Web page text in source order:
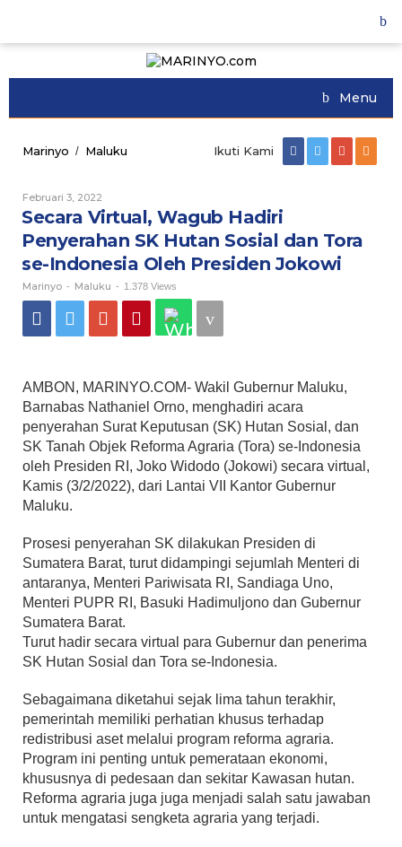
content
Menu
Marinyo / Maluku
Penyerahan
SK
Hutan
Sosial
dan
se-
Indonesia
Ikuti Kami
Februari 3, 2022
Marinyo
Secara Virtual, Wagub Hadiri
Penyerahan SK Hutan Sosial dan Tora
se-Indonesia Oleh Presiden Jokowi
Marinyo - Maluku - 1.378 Views
AMBON, MARINYO.COM- Wakil Gubernur Maluku,
Barnabas Nathaniel Orno, menghadiri acara
penyerahan Surat Keputusan (SK) Hutan Sosial, dan
SK Tanah Objek Reforma Agraria (Tora) se-Indonesia
oleh Presiden RI, Joko Widodo (Jokowi) secara virtual,
Kamis (3/2/2022), dari Lantai VII Kantor Gubernur
Maluku.
Prosesi penyerahan SK dilakukan Presiden di
Sumatera Barat, turut didampingi sejumlah Menteri di
antaranya, Menteri Pariwisata RI, Sandiaga Uno,
Menteri PUPR RI, Basuki Hadimuljono dan Gubernur
Sumatera Barat.
Turut hadir secara virtual para Gubernur dan penerima
SK Hutan Sosial dan Tora se-Indonesia.
Sebagaimana diketahui sejak lima tahun terakhir,
pemerintah memiliki perhatian khusus terhadap
redistribusi aset melalui program reforma agraria.
Program ini penting untuk pemerataan ekonomi,
khususnya di pedesaan dan sekitar Kawasan hutan.
Reforma agraria juga juga menjadi salah satu jawaban
untuk mengatasi sengketa agraria yang terjadi.